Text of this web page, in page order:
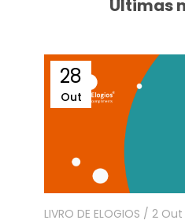
Últimas
28
Out
LIVRO DE ELOGIOS / 2 Out